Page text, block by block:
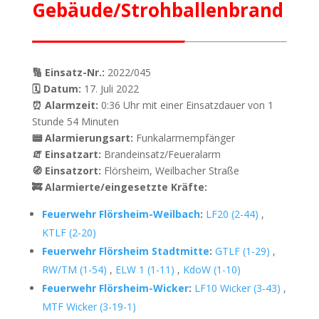
Gebäude/Strohballenbrand
🔢 Einsatz-Nr.: 2022/045
🗓 Datum: 17. Juli 2022
⏰ Alarmzeit: 0:36 Uhr mit einer Einsatzdauer von 1
Stunde 54 Minuten
📟 Alarmierungsart: Funkalarmempfänger
🧯 Einsatzart: Brandeinsatz/Feueralarm
🧭 Einsatzort: Flörsheim, Weilbacher Straße
🚒 Alarmierte/eingesetzte Kräfte:
Feuerwehr Flörsheim-Weilbach: LF20 (2-44) ,
KTLF (2-20)
Feuerwehr Flörsheim Stadtmitte: GTLF (1-29) ,
RW/TM (1-54) , ELW 1 (1-11) , KdoW (1-10)
Feuerwehr Flörsheim-Wicker: LF10 Wicker (3-43) ,
MTF Wicker (3-19-1)